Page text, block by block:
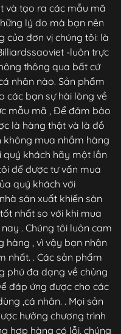
và tạo ra các mẫu mã
lý do mà bạn nên
của đơn vị chúng tôi: là
-luôn trực
thông qua bất cứ
nhân nào. Sản phẩm
các bạn sự hài lòng về
mẫu mã , Để đảm bảo
là hàng thật và là đồ
không mua nhầm hàng
quý khách hãy một lần
để được tư vấn mua
quý khách với
sản xuất khiến sản
nhất so với khi mua
. Chúng tôi luôn cam
hàng , vì vậy bạn nhận
nhất. . Các sản phẩm
phú đa dạng về chủng
đáp ứng được cho các
,cá nhân. . Mọi sản
hưởng chương trình
hợp hàng có lỗi, chúng